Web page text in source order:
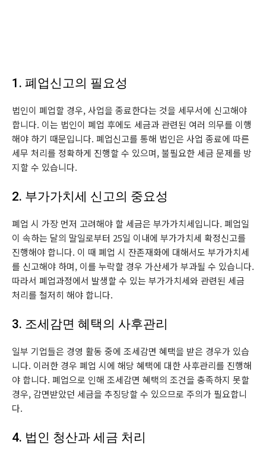
1. 폐업신고의 필요성
법인이 폐업할 경우, 사업을 종료한다는 것을 세무서에 신고해야
합니다. 이는 법인이 폐업 후에도 세금과 관련된 여러 의무를 이행
해야 하기 때문입니다. 폐업신고를 통해 법인은 사업 종료에 따른
세무 처리를 정확하게 진행할 수 있으며, 불필요한 세금 문제를 방
지할 수 있습니다.
2. 부가가치세 신고의 중요성
폐업 시 가장 먼저 고려해야 할 세금은 부가가치세입니다. 폐업일
이 속하는 달의 말일로부터 25일 이내에 부가가치세 확정신고를
진행해야 합니다. 이 때 폐업 시 잔존재화에 대해서도 부가가치세
를 신고해야 하며, 이를 누락할 경우 가산세가 부과될 수 있습니다.
따라서 폐업과정에서 발생할 수 있는 부가가치세와 관련된 세금
처리를 철저히 해야 합니다.
3. 조세감면 혜택의 사후관리
일부 기업들은 경영 활동 중에 조세감면 혜택을 받은 경우가 있습
니다. 이러한 경우 폐업 시에 해당 혜택에 대한 사후관리를 진행해
야 합니다. 폐업으로 인해 조세감면 혜택의 조건을 충족하지 못할
경우, 감면받았던 세금을 추징당할 수 있으므로 주의가 필요합니
다.
4. 법인 청산과 세금 처리